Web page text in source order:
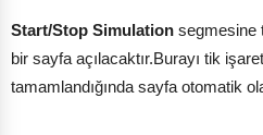
Start/Stop Simulation segmesine
bir sayfa açılacaktır.Burayı tik
tamamlandığında sayfa otomatik